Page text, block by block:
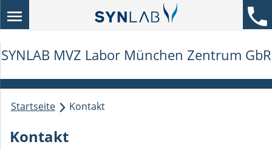
SYNLAB MVZ Labor München Zentrum GbR
Menü öffnen
öffnen
Startseite Kontakt
Kontakt